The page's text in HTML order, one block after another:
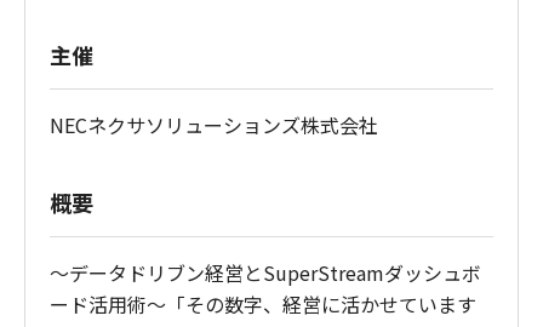
主催
NECネクサソリューションズ株式会社
概要
～データドリブン経営とSuperStreamダッシュボ
ード活用術～「その数字、経営に活かせています